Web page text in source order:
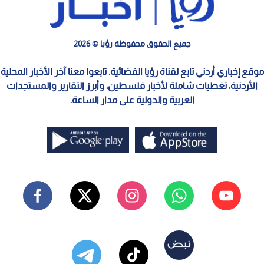
0
0
استمع للخبر:
هنا وهناك
نجاح عملية قيصرية نادرة لإنجاب 5 توائم في مدينة تعز.
الـفريق الـطبي استعد لأربعة أطفال قبل اكتشاف الـطفل
شهدت محافظة تعز (جنوب غربي اليمن) نجاح عملية قيصرية نادرة